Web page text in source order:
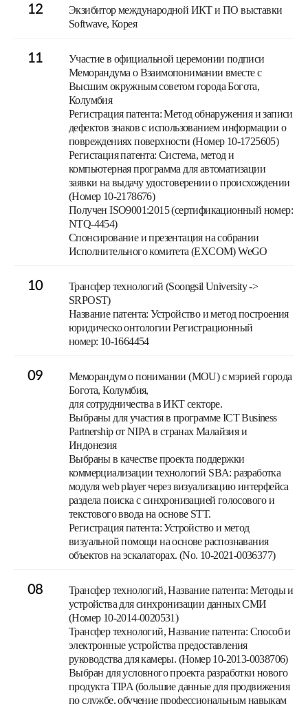
12
Экзибитор международной ИКТ и ПО выставки
Softwave, Корея
11
Участие в официальной церемонии подписи
Меморандума о Взаимопонимании вместе с
Высшим окружным советом города Богота,
Колумбия
Регистрация патента: Метод обнаружения и записи
дефектов знаков с использованием информации о
повреждениях поверхности (Номер 10-1725605)
Регистация патента: Система, метод и
компьютерная программа для автоматизации
заявки на выдачу удостоверении о происхождении
(Номер 10-2178676)
Получен ISO9001:2015 (сертификационный номер:
NTQ-4454)
Спонсирование и презентация на собрании
Исполнительного комитета (EXCOM) WeGO
10
Трансфер технологий (Soongsil University ->
SRPOST)
Название патента: Устройство и метод построения
юридическо онтологии Регистрационный
номер: 10-1664454
09
Меморандум о понимании (MOU) с мэрией города
Богота, Колумбия,
для сотрудничества в ИКТ секторе.
Выбраны для участия в программе ICT Business
Partnership от NIPA в странах Малайзия и
Индонезия
Выбраны в качестве проекта поддержки
коммерциализации технологий SBA: разработка
модуля web player через визуализацию интерфейса
раздела поиска с синхронизацией голосового и
текстового ввода на основе STT.
Регистрация патента: Устройство и метод
визуальной помощи на основе распознавания
объектов на эскалаторах. (No. 10-2021-0036377)
08
Трансфер технологий, Название патента: Методы и
устройства для синхронизации данных СМИ
(Номер 10-2014-0020531)
Трансфер технологий, Название патента: Способ и
электронные устройства предоставления
руководства для камеры. (Номер 10-2013-0038706)
Выбран для условного проекта разработки нового
продукта TIPA (большие данные для продвижения
по службе, обучение профессиональным навыкам